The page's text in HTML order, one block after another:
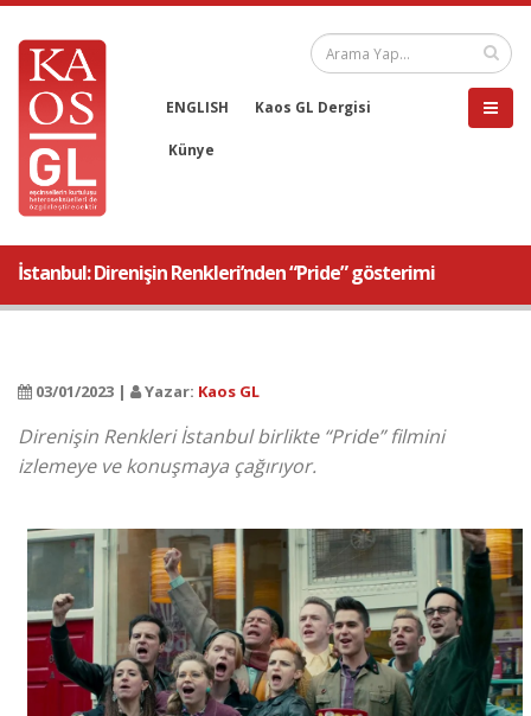
ENGLISH Kaos GL Dergisi
Künye
İstanbul: Direnişin Renkleri’nden “Pride” gösterimi
03/01/2023 | Yazar: Kaos GL
Direnişin Renkleri İstanbul birlikte “Pride” filmini
izlemeye ve konuşmaya çağırıyor.